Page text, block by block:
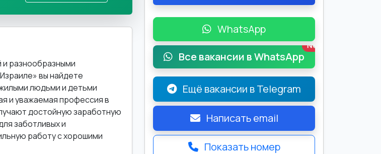
разнообразными
вы найдете
людьми и детьми
и уважаемая профессия в
достойную заработную
заботливых и
работу с хорошими
WhatsApp
Все вакансии в WhatsApp
New
Ещё вакансии в Telegram
Написать email
Показать номер